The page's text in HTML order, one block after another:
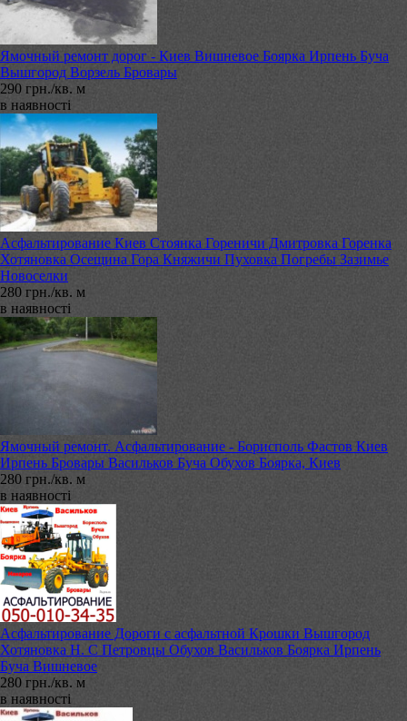
Ямочный ремонт дорог - Киев Вишневое Боярка Ирпень Буча
Вышгород Ворзель Бровары
290 грн./кв. м
в наявності
Асфальтирование Киев Стоянка Гореничи Дмитровка Горенка
Хотяновка Осещина Гора Княжичи Пуховка Погребы Зазимье
Новоселки
280 грн./кв. м
в наявності
Ямочный ремонт. Асфальтирование - Борисполь Фастов Киев
Ирпень Бровары Васильков Буча Обухов Боярка, Киев
280 грн./кв. м
в наявності
Асфальтирование Дороги с асфальтной Крошки Вышгород
Хотяновка Н. С Петровцы Обухов Васильков Боярка Ирпень
Буча Вишневое
280 грн./кв. м
в наявності